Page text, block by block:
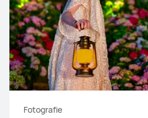
Fotografie